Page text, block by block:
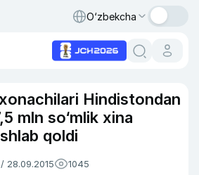
O‘zbekcha
Hindistondan
mln so‘mlik xina
qoldi
28.09.2015 1045